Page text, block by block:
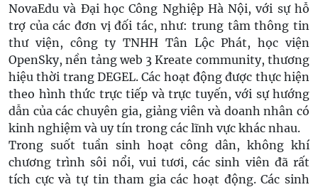
NovaEdu và Đại học Công Nghiệp Hà Nội, với sự hỗ
trợ của các đơn vị đối tác, như: trung tâm thông tin
thư viện, công ty TNHH Tân Lộc Phát, học viện
OpenSky, nền tảng web 3 Kreate community, thương
hiệu thời trang DEGEL. Các hoạt động được thực hiện
theo hình thức trực tiếp và trực tuyến, với sự hướng
dẫn của các chuyên gia, giảng viên và doanh nhân có
kinh nghiệm và uy tín trong các lĩnh vực khác nhau.
Trong suốt tuần sinh hoạt công dân, không khí
chương trình sôi nổi, vui tươi, các sinh viên đã rất
tích cực và tự tin tham gia các hoạt động. Các sinh